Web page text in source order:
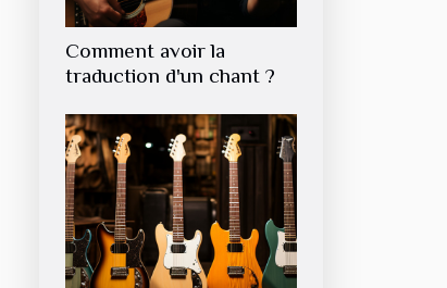
Comment avoir la
traduction d'un chant ?